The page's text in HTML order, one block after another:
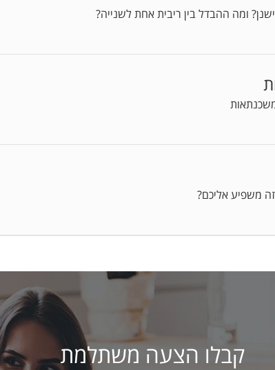
ומה ההבדל בין ריבית אחת לשנייה?
משפיע אליכם?
קבלו הצעה משתלמת